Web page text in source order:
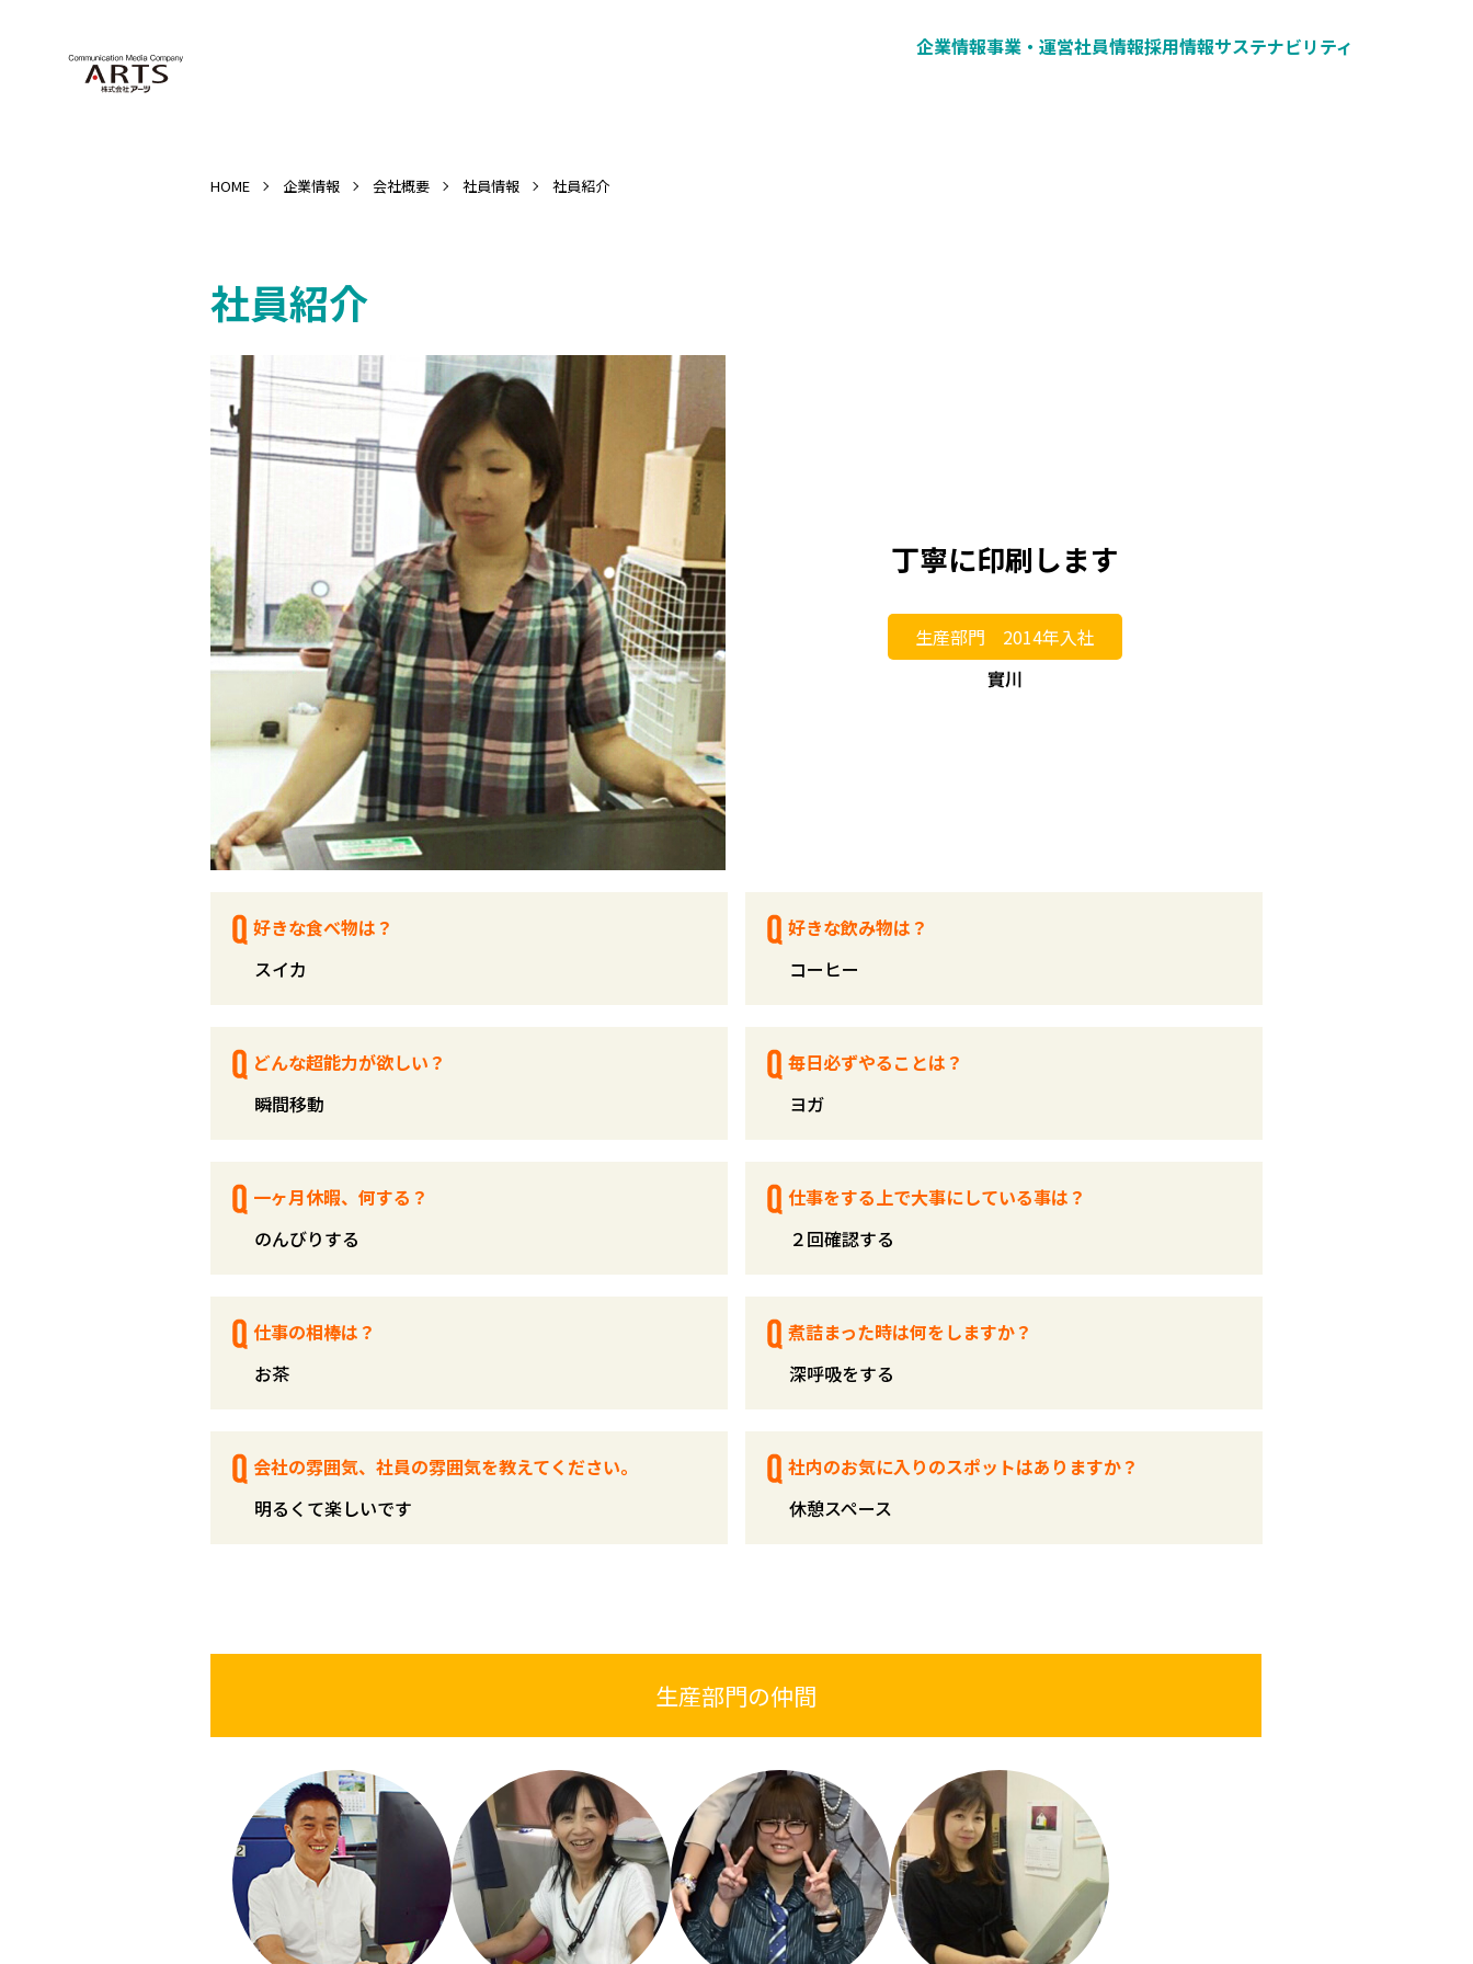
企業情報事業・運営社員情報採用情報サステナビリティ
HOME 企業情報 会社概要 社員情報 社員紹介
社員紹介
丁寧に印刷します
生産部門 2014年入社
好きな食べ物は？
スイカ
好きな飲み物は？
コーヒー
どんな超能力が欲しい？
瞬間移動
毎日必ずやることは？
ヨガ
一ヶ月休暇、何する？
のんびりする
仕事をする上で大事にしている事は？
２回確認する
仕事の相棒は？
お茶
煮詰まった時は何をしますか？
深呼吸をする
会社の雰囲気、社員の雰囲気を教えてください。
明るくて楽しいです
社内のお気に入りのスポットはありますか？
休憩スペース
生産部門の仲間